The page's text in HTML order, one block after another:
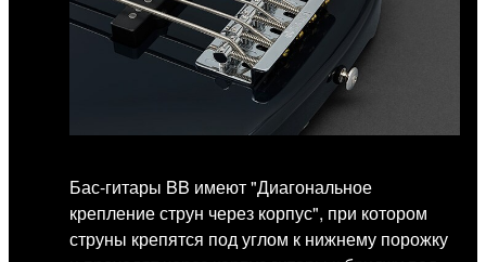
Бас-гитары BB имеют "Диагональное
крепление струн через корпус", при котором
струны крепятся под углом к нижнему порожку